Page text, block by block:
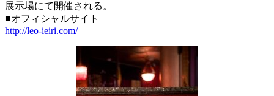
展示場にて開催される。
■オフィシャルサイト
http://leo-ieiri.com/